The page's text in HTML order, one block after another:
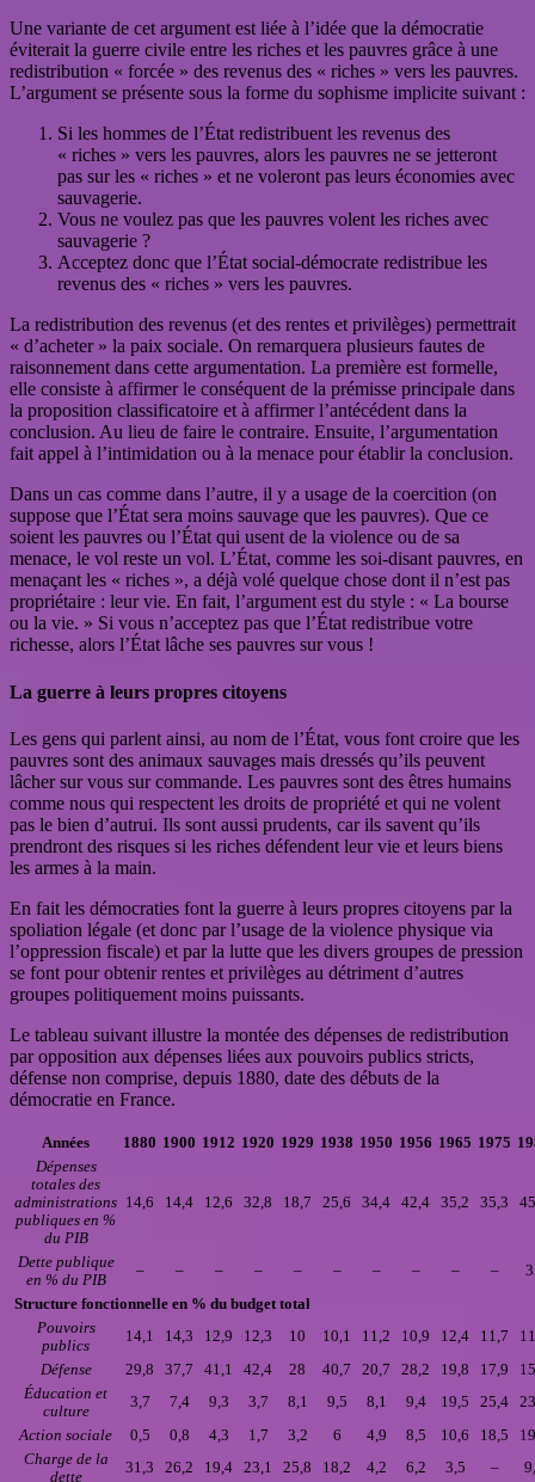
Une variante de cet argument est liée à l’idée que la démocratie
éviterait la guerre civile entre les riches et les pauvres grâce à une
redistribution « forcée » des revenus des « riches » vers les pauvres.
L’argument se présente sous la forme du sophisme implicite suivant :
Si les hommes de l’État redistribuent les revenus des
« riches » vers les pauvres, alors les pauvres ne se jetteront
pas sur les « riches » et ne voleront pas leurs économies avec
sauvagerie.
Vous ne voulez pas que les pauvres volent les riches avec
sauvagerie ?
Acceptez donc que l’État social-démocrate redistribue les
revenus des « riches » vers les pauvres.
La redistribution des revenus (et des rentes et privilèges) permettrait
« d’acheter » la paix sociale. On remarquera plusieurs fautes de
raisonnement dans cette argumentation. La première est formelle,
elle consiste à affirmer le conséquent de la prémisse principale dans
la proposition classificatoire et à affirmer l’antécédent dans la
conclusion. Au lieu de faire le contraire. Ensuite, l’argumentation
fait appel à l’intimidation ou à la menace pour établir la conclusion.
Dans un cas comme dans l’autre, il y a usage de la coercition (on
suppose que l’État sera moins sauvage que les pauvres). Que ce
soient les pauvres ou l’État qui usent de la violence ou de sa
menace, le vol reste un vol. L’État, comme les soi-disant pauvres, en
menaçant les « riches », a déjà volé quelque chose dont il n’est pas
propriétaire : leur vie. En fait, l’argument est du style : « La bourse
ou la vie. » Si vous n’acceptez pas que l’État redistribue votre
richesse, alors l’État lâche ses pauvres sur vous !
La guerre à leurs propres citoyens
Les gens qui parlent ainsi, au nom de l’État, vous font croire que les
pauvres sont des animaux sauvages mais dressés qu’ils peuvent
lâcher sur vous sur commande. Les pauvres sont des êtres humains
comme nous qui respectent les droits de propriété et qui ne volent
pas le bien d’autrui. Ils sont aussi prudents, car ils savent qu’ils
prendront des risques si les riches défendent leur vie et leurs biens
les armes à la main.
En fait les démocraties font la guerre à leurs propres citoyens par la
spoliation légale (et donc par l’usage de la violence physique via
l’oppression fiscale) et par la lutte que les divers groupes de pression
se font pour obtenir rentes et privilèges au détriment d’autres
groupes politiquement moins puissants.
Le tableau suivant illustre la montée des dépenses de redistribution
par opposition aux dépenses liées aux pouvoirs publics stricts,
défense non comprise, depuis 1880, date des débuts de la
démocratie en France.
Années 1880 1900 1912 1920 1929 1938 1950 1956 1965 1975
Dépenses
totales des
administrations
publiques en %
du PIB
14,6 14,4 12,6 32,8 18,7 25,6 34,4 42,4 35,2 35,3
Dette publique
en % du PIB
– – – – – – – – – –
Structure fonctionnelle en % du budget total
Pouvoirs
publics
14,1 14,3 12,9 12,3 10 10,1 11,2 10,9 12,4 11,7
Défense
29,8 37,7 41,1 42,4 28 40,7 20,7 28,2 19,8 17,9
Éducation et
culture
3,7 7,4 9,3 3,7 8,1 9,5 8,1 9,4 19,5 25,4
Action sociale
0,5 0,8 4,3 1,7 3,2 6 4,9 8,5 10,6 18,5
Charge de la
dette
31,3 26,2 19,4 23,1 25,8 18,2 4,2 6,2 3,5 –